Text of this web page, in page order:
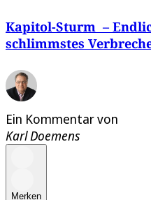
Kapitol-Sturm –
schlimmstes
Ein Kommentar von
Karl Doemens
Merken